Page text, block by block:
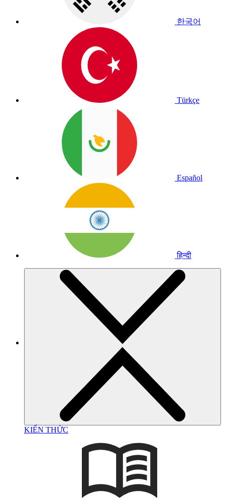
한국어
Türkçe
Español
हिन्दी
KIẾN THỨC